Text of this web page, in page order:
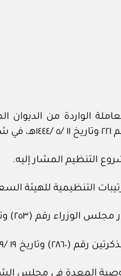
التنظيم المشار إليه.
التنظيمية للهيئة السعودية
رقم (٢٥٣) وتاريخ ٧ /٤ /١٤٤٤هـ.
المعدتين في هيئة الخبراء بمجلس الوزراء.
في مجلس الشؤون الاقتصادية